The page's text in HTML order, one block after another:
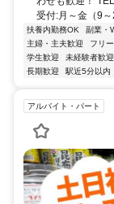
受付:月～金（9
扶養内勤務OK 副業・
主婦・主夫歓迎
フリ
学生歓迎
未経験者歓迎
長期歓迎
駅近5分以内
アルバイト・パート